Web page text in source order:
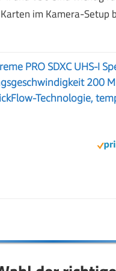
im Kamera-Setup
PRO SDXC UHS-I
200
Technologie,